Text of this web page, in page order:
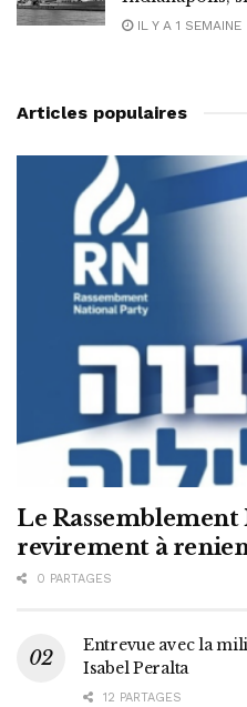
IL Y A 1 SEMAINE
Articles populaires
Le Rassemblement
revirement à
0 PARTAGES
Entrevue avec la
Isabel Peralta
12 PARTAGES